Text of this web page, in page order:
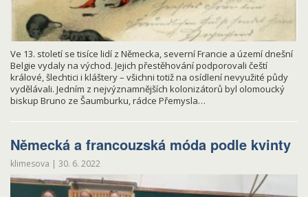
Ve 13. století se tisíce lidí z Německa, severní Francie a území dnešní
Belgie vydaly na východ. Jejich přestěhování podporovali čeští
králové, šlechtici i kláštery – všichni totiž na osídlení nevyužité půdy
vydělávali. Jedním z nejvýznamnějších kolonizátorů byl olomoucký
biskup Bruno ze Šaumburku, rádce Přemysla…
Německá a francouzská móda podle kvinty
klimesova | 30. 6. 2022